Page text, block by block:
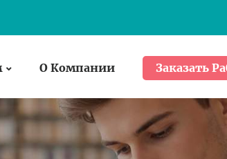
О Компании Заказать